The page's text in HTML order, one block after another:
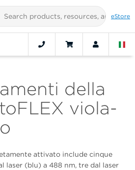
eStore
della
viola-
attivato include cinque
laser (blu) a 488 nm, tre dal laser